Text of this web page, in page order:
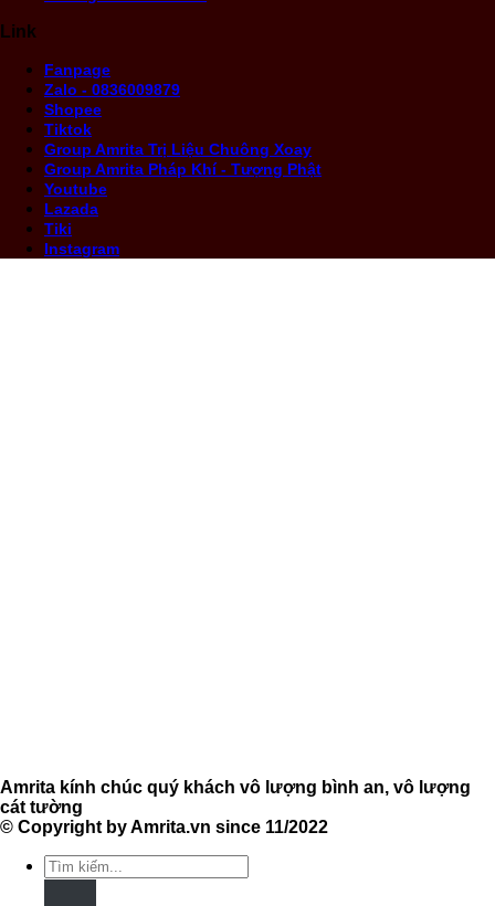
Link
Fanpage
Zalo - 0836009879
Shopee
Tiktok
Group Amrita Trị Liệu Chuông Xoay
Group Amrita Pháp Khí - Tượng Phật
Youtube
Lazada
Tiki
Instagram
Amrita kính chúc quý khách vô lượng bình an, vô lượng
cát tường
© Copyright by Amrita.vn since 11/2022
Tìm
kiếm: